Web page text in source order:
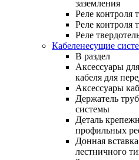
заземления
Реле контроля
Реле контроля
Реле
Кабеленесущие
В раздел
Аксессуары
кабеля для
Аксессуары
Держатель
системы
Деталь
профильных
Донная
лестничного